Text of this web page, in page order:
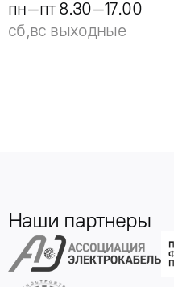
пн–пт 8.30–17.00
сб,вс выходные
Наши партнеры